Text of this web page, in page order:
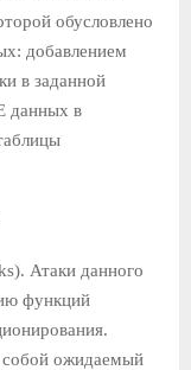
обусловлено
добавлением
в заданной
данных в
Атаки данного
функций
собой ожидаемый